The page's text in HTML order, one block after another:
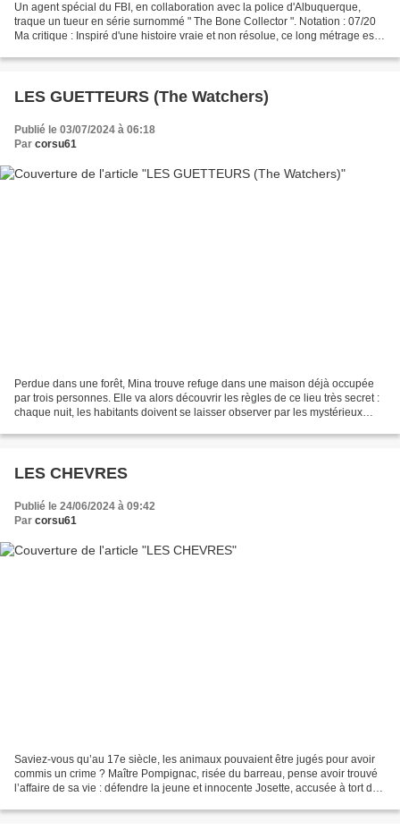
Un agent spécial du FBI, en collaboration avec la police d'Albuquerque,
traque un tueur en série surnommé " The Bone Collector ". Notation : 07/20
Ma critique : Inspiré d'une histoire vraie et non résolue, ce long métrage est
LES GUETTEURS (The Watchers)
Publié le 03/07/2024 à 06:18
Par corsu61
Perdue dans une forêt, Mina trouve refuge dans une maison déjà occupée
par trois personnes. Elle va alors découvrir les règles de ce lieu très secret :
chaque nuit, les habitants doivent se laisser observer par les mystérieux
LES CHEVRES
Publié le 24/06/2024 à 09:42
Par corsu61
Saviez-vous qu’au 17e siècle, les animaux pouvaient être jugés pour avoir
commis un crime ? Maître Pompignac, risée du barreau, pense avoir trouvé
l’affaire de sa vie : défendre la jeune et innocente Josette, accusée à tort du